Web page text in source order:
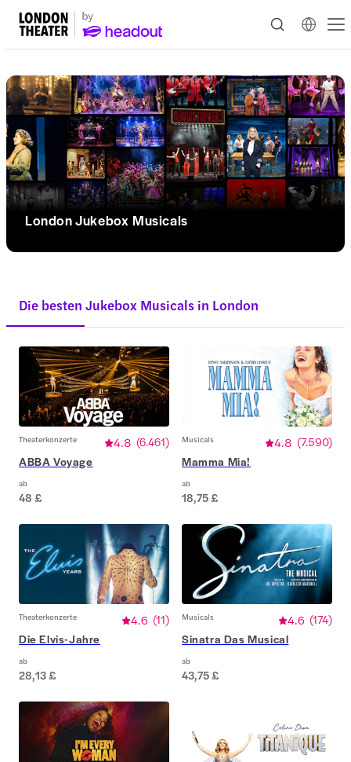
London Jukebox Musicals
Die besten Jukebox Musicals in London
Theaterkonzerte 4.8 (6.461)
ABBA Voyage
ab
48 £
Musicals 4.8 (7.590)
Mamma Mia!
ab
18,75 £
Theaterkonzerte 4.6 (11)
Die Elvis-Jahre
ab
28,13 £
Musicals 4.6 (174)
Sinatra Das Musical
ab
43,75 £